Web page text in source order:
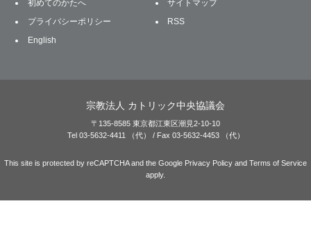
初めてのかたへ
サイトマップ
プライバシーポリシー
RSS
English
宗教法人 カトリック中央協議会
〒135-8585 東京都江東区潮見2-10-10
Tel 03-5632-4411 （代） / Fax 03-5632-4453 （代）
This site is protected by reCAPTCHA and the Google Privacy Policy and Terms of Service
apply.